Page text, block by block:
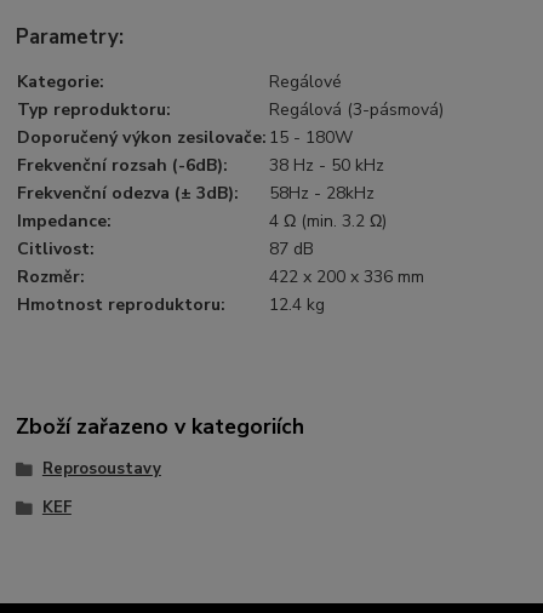
Parametry:
Kategorie:
Regálové
Typ reproduktoru:
Regálová (3-pásmová)
Doporučený výkon zesilovače: 15 - 180W
Frekvenční rozsah (-6dB):
38 Hz - 50 kHz
Frekvenční odezva (± 3dB):
58Hz - 28kHz
Impedance:
4 Ω (min. 3.2 Ω)
Citlivost:
87 dB
Rozměr:
422 x 200 x 336 mm
Hmotnost reproduktoru: 12.4 kg
Zboží zařazeno v kategoriích
Reprosoustavy
KEF